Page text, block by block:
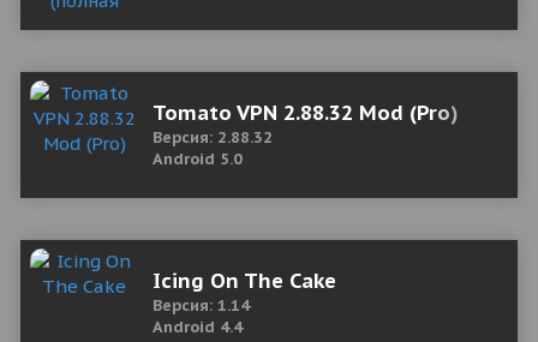
Tomato VPN 2.88.32 Mod (Pro)
Версия: 2.88.32
Android 5.0
Icing On The Cake
Версия: 1.14
Android 4.4